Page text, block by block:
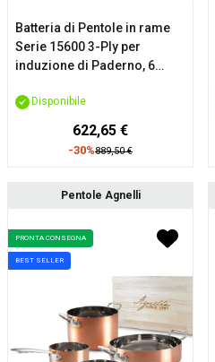
Batteria di Pentole in rame
Serie 15600 3-Ply per
induzione di Paderno, 6
Disponibile
622,65 €
889,50 €
-30%
PRONTA CONSEGNA
BEST SELLER
Pentole Agnelli